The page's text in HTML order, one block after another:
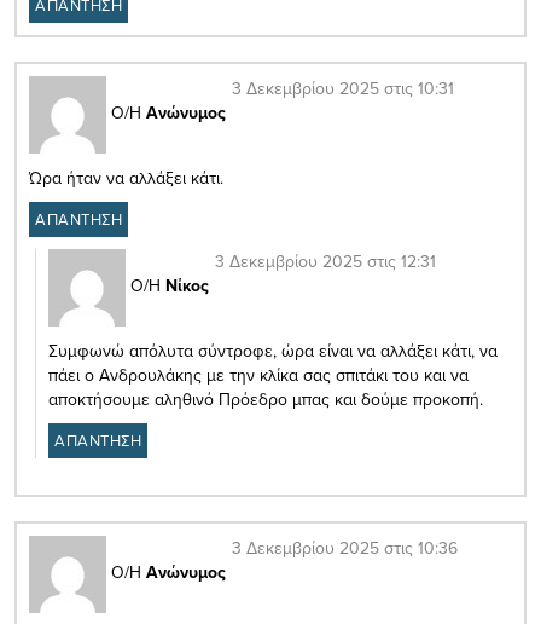
ΑΠΑΝΤΗΣΗ
Ο/Η Ανώνυμος
3 Δεκεμβρίου 2025 στις 10:31
Ώρα ήταν να αλλάξει κάτι.
ΑΠΑΝΤΗΣΗ
Ο/Η Νίκος
3 Δεκεμβρίου 2025 στις 12:31
Συμφωνώ απόλυτα σύντροφε, ώρα είναι να αλλάξει κάτι, να
πάει ο Ανδρουλάκης με την κλίκα σας σπιτάκι του και να
αποκτήσουμε αληθινό Πρόεδρο μπας και δούμε προκοπή.
ΑΠΑΝΤΗΣΗ
Ο/Η Ανώνυμος
3 Δεκεμβρίου 2025 στις 10:36